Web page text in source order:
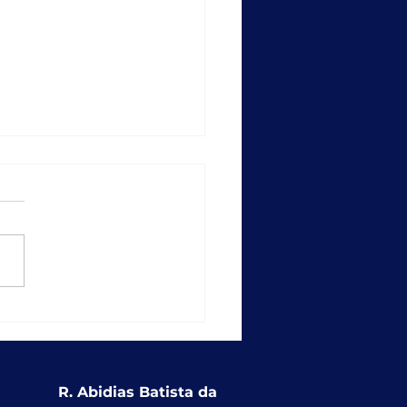
nas redes
R. Abidias Batista da